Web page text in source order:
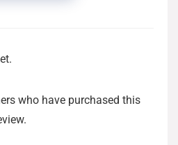
who have purchased this